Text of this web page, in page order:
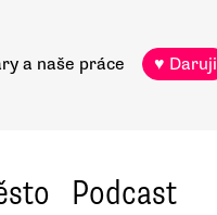
a naše práce ♥ Daruji
Podcast